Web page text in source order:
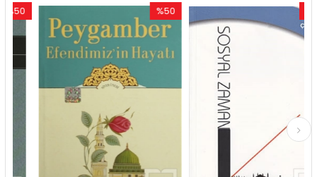
İndirim
%50İndirim
%60
İndirim